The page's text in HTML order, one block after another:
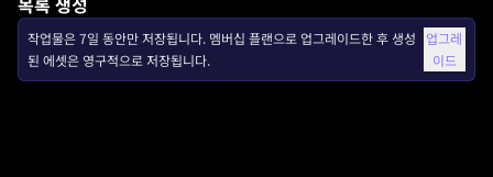
작업물은 7일 동안만 저장됩니다. 멤버십 플랜으로 업그레이드한 후 생성
된 에셋은 영구적으로 저장됩니다.
업그레
이드